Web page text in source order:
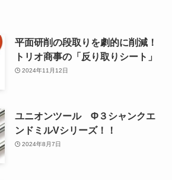
平面研削の段取りを劇的に削減！
トリオ商事の「反り取りシート」
2024年11月12日
ユニオンツール Φ３シャンクエ
ンドミルVシリーズ！！
2024年8月7日